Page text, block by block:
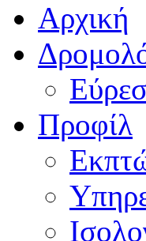
Αρχική
Προφίλ